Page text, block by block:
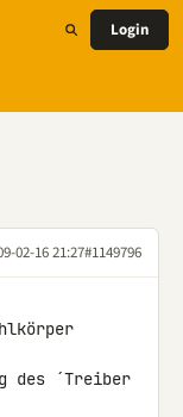
Login
02-16 21:27#1149796
´Treiber